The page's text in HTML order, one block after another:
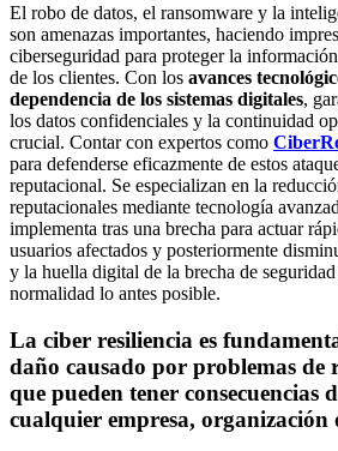
El robo de datos, el ransomware y la
son amenazas importantes, haciendo
ciberseguridad para proteger la
de los clientes. Con los avances
dependencia de los sistemas digitales,
los datos confidenciales y la continuidad
crucial. Contar con expertos como
para defenderse eficazmente de estos
reputacional. Se especializan en la
reputacionales mediante tecnología
implementa tras una brecha para actuar
usuarios afectados y posteriormente
y la huella digital de la brecha de
normalidad lo antes posible.
La ciber resiliencia es
daño causado por problemas de
que pueden tener consecuencias
cualquier empresa,